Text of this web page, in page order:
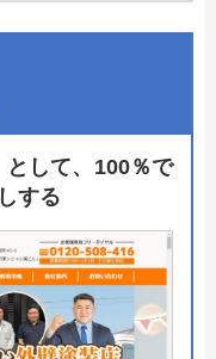
、Panasonicの
長所を把握し、要
のか総合的に判断
い。
として、100％で
する